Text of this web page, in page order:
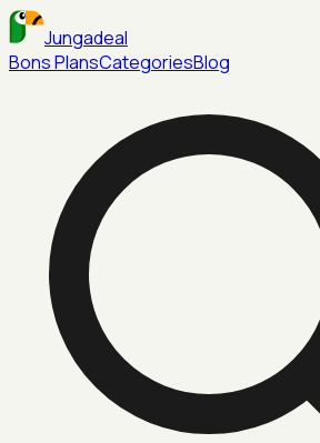
Jungadeal
Bons PlansCategoriesBlog